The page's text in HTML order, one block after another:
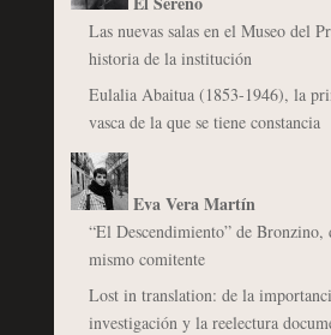
Las nuevas salas en el Museo del
historia de la institución
Eulalia Abaitua (1853-1946), la
vasca de la que se tiene constancia
Eva Vera Martín
“El Descendimiento” de Bronzino,
mismo comitente
Lost in translation: de la
investigación y la reelectura